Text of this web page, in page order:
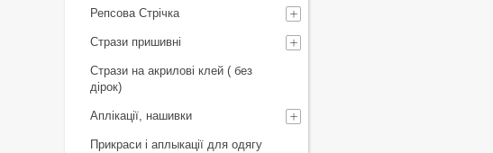
Репсова Стрічка
Стрази пришивні
Стрази на акрилові клей ( без
дірок)
Аплікації, нашивки
Прикраси і аплыкації для одягу